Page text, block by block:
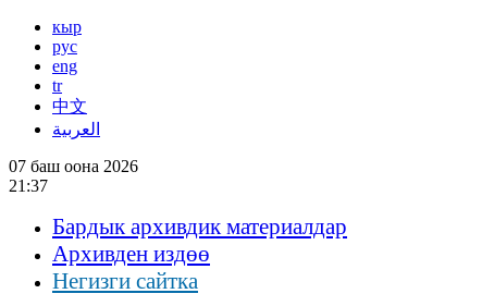
кыр
рус
eng
tr
中文
العربية
07 баш оона 2026
21:37
Бардык архивдик материалдар
Архивден издөө
Негизги сайтка